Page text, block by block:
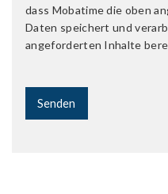
dass Mobatime die oben
Daten speichert und
angeforderten Inhalte